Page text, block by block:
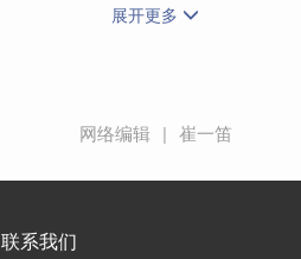
展开更多
网络编辑 | 崔一笛
联系我们